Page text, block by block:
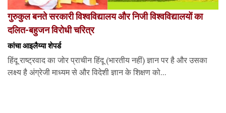
गुरुकुल बनते सरकारी विश्वविद्यालय और निजी विश्वविद्यालयों का
दलित-बहुजन विरोधी चरित्र
कांचा आइलैय्या शेपर्ड
हिंदू राष्ट्रवाद का जोर प्राचीन हिंदू (भारतीय नहीं) ज्ञान पर है और उसका
लक्ष्य है अंग्रेजी माध्यम से और विदेशी ज्ञान के शिक्षण को...